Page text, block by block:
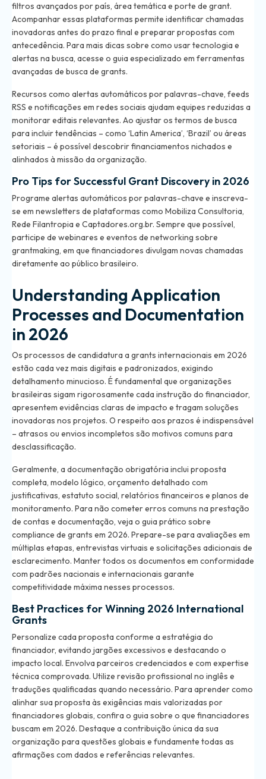
filtros avançados por país, área temática e porte de grant.
Acompanhar essas plataformas permite identificar chamadas
inovadoras antes do prazo final e preparar propostas com
antecedência. Para mais dicas sobre como usar tecnologia e
alertas na busca, acesse o guia especializado em ferramentas
avançadas de busca de grants.
Recursos como alertas automáticos por palavras-chave, feeds
RSS e notificações em redes sociais ajudam equipes reduzidas a
monitorar editais relevantes. Ao ajustar os termos de busca
para incluir tendências – como ‘Latin America’, ‘Brazil’ ou áreas
setoriais – é possível descobrir financiamentos nichados e
alinhados à missão da organização.
Pro Tips for Successful Grant Discovery in 2026
Programe alertas automáticos por palavras-chave e inscreva-
se em newsletters de plataformas como Mobiliza Consultoria,
Rede Filantropia e Captadores.org.br. Sempre que possível,
participe de webinares e eventos de networking sobre
grantmaking, em que financiadores divulgam novas chamadas
diretamente ao público brasileiro.
Understanding Application
Processes and Documentation
in 2026
Os processos de candidatura a grants internacionais em 2026
estão cada vez mais digitais e padronizados, exigindo
detalhamento minucioso. É fundamental que organizações
brasileiras sigam rigorosamente cada instrução do financiador,
apresentem evidências claras de impacto e tragam soluções
inovadoras nos projetos. O respeito aos prazos é indispensável
– atrasos ou envios incompletos são motivos comuns para
desclassificação.
Geralmente, a documentação obrigatória inclui proposta
completa, modelo lógico, orçamento detalhado com
justificativas, estatuto social, relatórios financeiros e planos de
monitoramento. Para não cometer erros comuns na prestação
de contas e documentação, veja o guia prático sobre
compliance de grants em 2026. Prepare-se para avaliações em
múltiplas etapas, entrevistas virtuais e solicitações adicionais de
esclarecimento. Manter todos os documentos em conformidade
com padrões nacionais e internacionais garante
competitividade máxima nesses processos.
Best Practices for Winning 2026 International
Grants
Personalize cada proposta conforme a estratégia do
financiador, evitando jargões excessivos e destacando o
impacto local. Envolva parceiros credenciados e com expertise
técnica comprovada. Utilize revisão profissional no inglês e
traduções qualificadas quando necessário. Para aprender como
alinhar sua proposta às exigências mais valorizadas por
financiadores globais, confira o guia sobre o que financiadores
buscam em 2026. Destaque a contribuição única da sua
organização para questões globais e fundamente todas as
afirmações com dados e referências relevantes.